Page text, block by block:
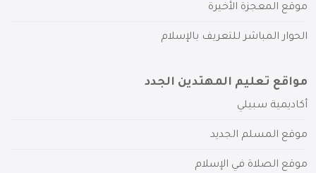
موقع المعجزة الأخيرة
الحوار المباشر للتعريف بالإسلام
مواقع تعليم المهتدين الجدد
أكاديمية سبيلي
موقع المسلم الجديد
موقع الصلاة في الإسلام